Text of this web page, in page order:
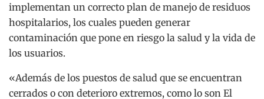
implementan un correcto plan de manejo de residuos
hospitalarios, los cuales pueden generar
contaminación que pone en riesgo la salud y la vida de
los usuarios.
«Además de los puestos de salud que se encuentran
cerrados o con deterioro extremos, como lo son El